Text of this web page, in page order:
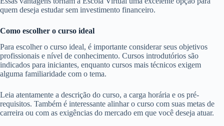
quem deseja estudar sem investimento financeiro.
Como escolher o curso ideal
Para escolher o curso ideal, é importante considerar seus objetivos
profissionais e nível de conhecimento. Cursos introdutórios são
indicados para iniciantes, enquanto cursos mais técnicos exigem
alguma familiaridade com o tema.
Leia atentamente a descrição do curso, a carga horária e os pré-
requisitos. Também é interessante alinhar o curso com suas metas de
carreira ou com as exigências do mercado em que você deseja atuar.